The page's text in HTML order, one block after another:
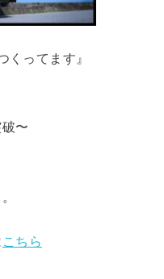
くってます』
〜
こちら